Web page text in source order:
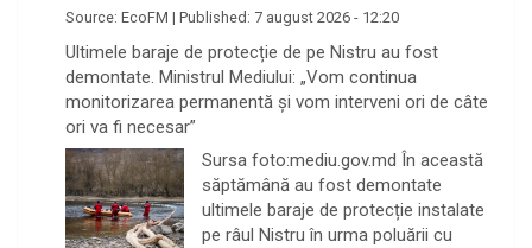
Source: EcoFM | Published: 7 august 2026 - 12:20
Ultimele baraje de protecție de pe Nistru au fost
demontate. Ministrul Mediului: „Vom continua
monitorizarea permanentă și vom interveni ori de câte
ori va fi necesar”
Sursa foto:mediu.gov.md În această
săptămână au fost demontate
ultimele baraje de protecție instalate
pe râul Nistru în urma poluării cu